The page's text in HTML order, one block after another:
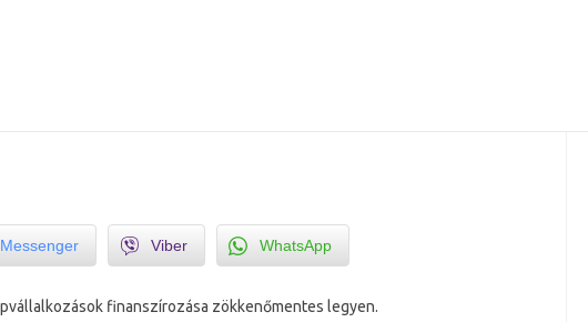
Messenger Viber WhatsApp
finanszírozása zökkenőmentes legyen.